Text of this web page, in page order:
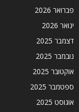
פברואר 2026
ינואר 2026
דצמבר 2025
נובמבר 2025
אוקטובר 2025
ספטמבר 2025
אוגוסט 2025